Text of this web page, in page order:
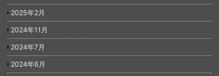
2025年2月
2024年11月
2024年7月
2024年6月